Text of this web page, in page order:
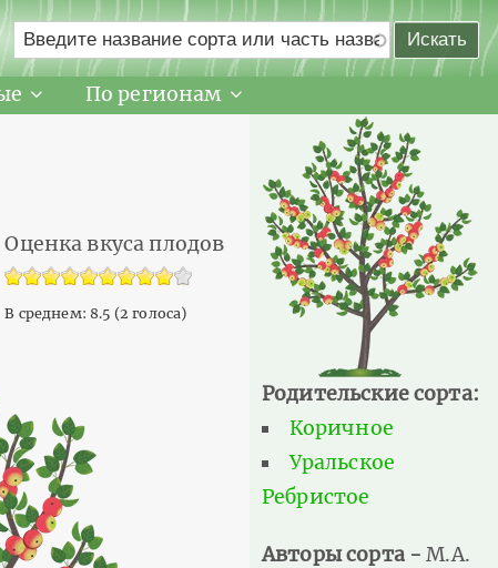
По регионам
Оценка вкуса плодов
В среднем:8.5 (2 голоса)
Родительские сорта:
Коричное
Уральское
Ребристое
Авторы сорта -М.А.